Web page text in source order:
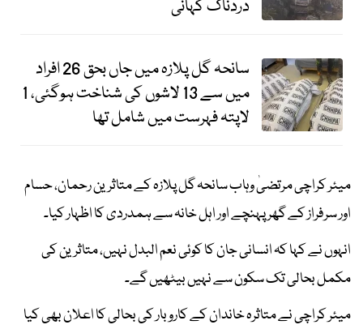
دردناک کہانی
سانحہ گل پلازہ میں جاں بحق 26 افراد
میں سے 13 لاشوں کی شناخت ہوگئی، 1
لاپتہ فہرست میں شامل تھا
میئر کراچی مرتضیٰ وہاب سانحہ گل پلازہ کے متاثرین رحمان، حسام
اور سرفراز کے گھر پہنچے اور اہل خانہ سے ہمدردی کا اظہار کیا۔
انہوں نے کہا کہ انسانی جان کا کوئی نعم البدل نہیں، متاثرین کی
مکمل بحالی تک سکون سے نہیں بیٹھیں گے۔
میئر کراچی نے متاثرہ خاندان کے کاروبار کی بحالی کا اعلان بھی کیا